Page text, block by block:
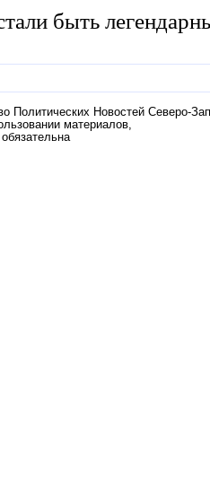
быть
Политических Новостей Северо-
материалов,